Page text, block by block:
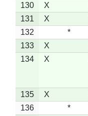
130
X
131
X
132
*
133
X
134
X
135 X
136
*